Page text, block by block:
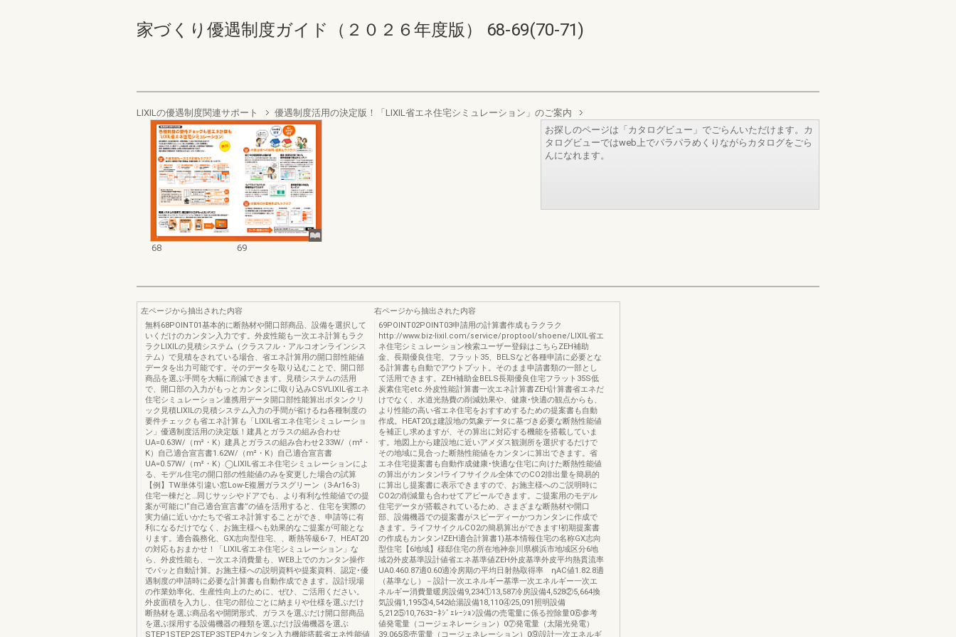
家づくり優遇制度ガイド（２０２６年度版） 68-69(70-71)
LIXILの優遇制度関連サポート 優遇制度活用の決定版！「LIXIL省エネ住宅シミュレーション」のご案内
68 69
お探しのページは「カタログビュー」でごらんいただけます。カ
タログビューではweb上でパラパラめくりながらカタログをごら
んになれます。
左ページから抽出された内容
無料68POINT01基本的に断熱材や開口部商品、設備を選択して
いくだけのカンタン入力です。外皮性能も一次エネ計算もラク
ラクLIXILの見積システム（クラスフル・アルコオンラインシス
テム）で見積をされている場合、省エネ計算用の開口部性能値
データを出力可能です。そのデータを取り込むことで、開口部
商品を選ぶ手間を大幅に削減できます。見積システムの活用
で、開口部の入力がもっとカンタンに!取り込みCSVLIXIL省エネ
住宅シミュレーション連携用データ開口部性能算出ボタンクリ
ック見積LIXILの見積システム入力の手間が省けるね各種制度の
要件チェックも省エネ計算も「LIXIL省エネ住宅シミュレーショ
ン」優遇制度活用の決定版！建具とガラスの組み合わせ
UA=0.63W/（m²・K）建具とガラスの組み合わせ2.33W/（m²・
K）自己適合宣言書1.62W/（m²・K）自己適合宣言書
UA=0.57W/（m²・K）◯LIXIL省エネ住宅シミュレーションによ
る、モデル住宅の開口部の性能値のみを変更した場合の試算
【例】TW単体引違い窓Low-E複層ガラスグリーン（3-Ar16-3）
住宅一棟だと…同じサッシやドアでも、より有利な性能値での提
案が可能に!“自己適合宣言書”の値を活用すると、住宅を実際の
実力値に近いかたちで省エネ計算することができ、申請等に有
利になるだけでなく、お施主様へも効果的なご提案が可能とな
ります。適合義務化、GX志向型住宅、、断熱等級6･7、HEAT20
の対応もおまかせ！「LIXIL省エネ住宅シミュレーション」な
ら、外皮性能も、一次エネ消費量も、WEB上でのカンタン操作
でパッと自動計算。お施主様への説明資料や提案資料、認定･優
遇制度の申請時に必要な計算書も自動作成できます。設計現場
の作業効率化、生産性向上のために、ぜひ、ご活用ください。
外皮面積を入力し、住宅の部位ごとに納まりや仕様を選ぶだけ
断熱材を選ぶ商品名や開閉形式、ガラスを選ぶだけ開口部商品
を選ぶ採用する設備機器の種類を選ぶだけ設備機器を選ぶ
STEP1STEP2STEP3STEP4カンタン入力機能搭載省エネ性能値
右ページから抽出された内容
69POINT02POINT03申請用の計算書作成もラクラク
http://www.biz-lixil.com/service/proptool/shoene/LIXIL省エ
ネ住宅シミュレーション検索ユーザー登録はこちらZEH補助
金、長期優良住宅、フラット35、BELSなど各種申請に必要とな
る計算書も自動でアウトプット。そのまま申請書類の一部とし
て活用できます。ZEH補助金BELS長期優良住宅フラット35S低
炭素住宅etc.外皮性能計算書一次エネ計算書ZEH計算書省エネだ
けでなく、水道光熱費の削減効果や、健康･快適の観点からも、
より性能の高い省エネ住宅をおすすめするための提案書も自動
作成。HEAT20は建設地の気象データに基づき必要な断熱性能値
を補正し求めますが、その算出に対応する機能を搭載していま
す。地図上から建設地に近いアメダス観測所を選択するだけで
その地域に見合った断熱性能値をカンタンに算出できます。省
エネ住宅提案書も自動作成健康･快適な住宅に向けた断熱性能値
の算出がカンタン!ライフサイクル全体でのCO2排出量を簡易的
に算出し提案書に表示できますので、お施主様へのご説明時に
CO2の削減量も合わせてアピールできます。ご提案用のモデル
住宅データが搭載されているため、さまざまな断熱材や開口
部、設備機器での提案書がスピーディーかつカンタンに作成で
きます。ライフサイクルCO2の簡易算出ができます!初期提案書
の作成もカンタン!ZEH適合計算書1)基本情報住宅の名称GX志向
型住宅【6地域】様邸住宅の所在地神奈川県横浜市地域区分6地
域2)外⽪基準設計値省エネ基準値ZEH外⽪基準外⽪平均熱貫流率
UA0.460.87適0.60適冷房期の平均⽇射熱取得率 ηAC値1.82.8適
（基準なし）－設計⼀次エネルギー基準⼀次エネルギー⼀次エ
ネルギー消費量暖房設備9,234①13,587冷房設備4,528②5,664換
気設備1,195③4,542給湯設備18,110④25,091照明設備
5,212⑤10,763ｺｰﾈｼﾞｪﾚｰｼｮﾝ設備の売電量に係る控除量0⑥参考
値発電量（コージェネレーション）0⑦発電量（太陽光発電）
39,065⑧売電量（コージェネレーション）0⑨設計⼀次エネルギ